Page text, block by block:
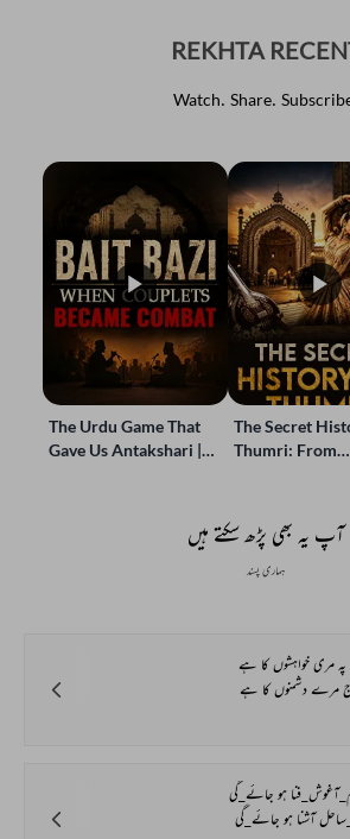
REKHTA
Watch. Share.
The Urdu Game That
Gave Us Antakshari |
The Secret
Thumri: From
آپ یہ بھی پڑھ سکتے ہیں
ہماری پسند
مری خواہشوں کا ہے
مرے دشمنوں کا ہے
ہو جائے_گی
آشنا ہو جائے_گی